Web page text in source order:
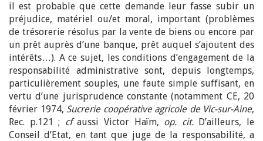
il est probable que cette demande leur fasse subir un
préjudice, matériel ou/et moral, important (problèmes
de trésorerie résolus par la vente de biens ou encore par
un prêt auprès d’une banque, prêt auquel s’ajoutent des
intérêts…). A ce sujet, les conditions d’engagement de la
responsabilité administrative sont, depuis longtemps,
particulièrement souples, une faute simple suffisant, en
vertu d’une jurisprudence constante (notamment CE, 20
février 1974, Sucrerie coopérative agricole de Vic-sur-Aine,
Rec. p.121 ; cfaussi Victor Haïm, op. cit. D’ailleurs, le
Conseil d’Etat, en tant que juge de la responsabilité, a